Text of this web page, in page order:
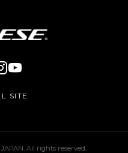
SITE
All rights reserved.